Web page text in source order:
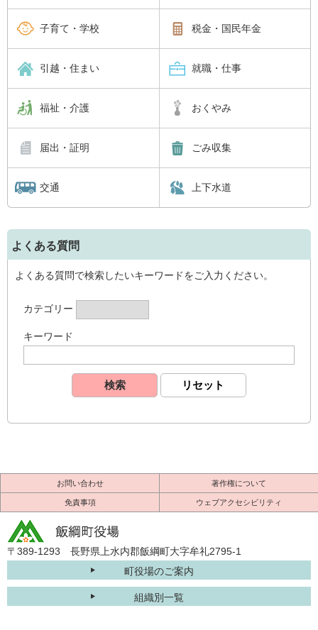
子育て・学校 税金・国民年金
引越・住まい 就職・仕事
福祉・介護 おくやみ
届出・証明 ごみ収集
交通 上下水道
よくある質問
よくある質問で検索したいキーワードをご入力ください。
カテゴリー
キーワード
お問い合わせ 著作権について
免責事項 ウェブアクセシビリティ
〒389-1293 長野県上水内郡飯綱町大字牟礼2795-1
町役場のご案内
組織別一覧